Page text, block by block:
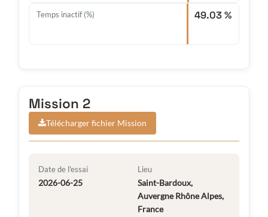
Temps inactif (%) 49.03 %
Mission 2
Télécharger fichier Mission
Date de l'essai
2026-06-25
Lieu
Saint-Bardoux,
Auvergne Rhône Alpes,
France